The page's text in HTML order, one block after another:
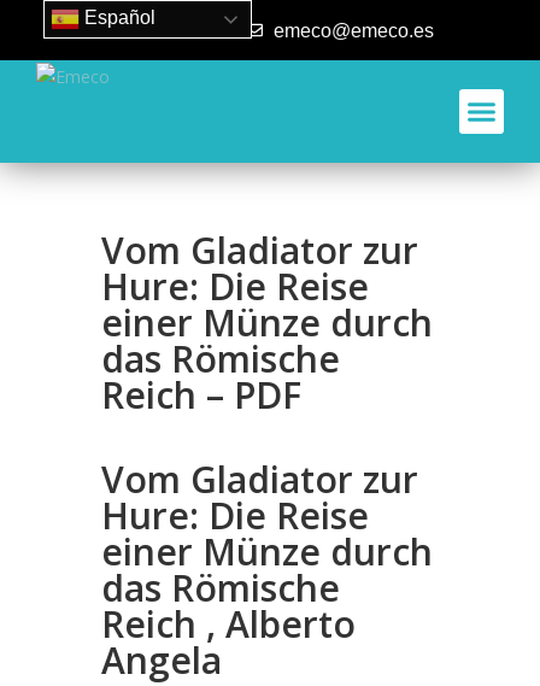
93 840 50 80 emeco@emeco.es
Vom Gladiator zur
Hure: Die Reise
einer Münze durch
das Römische
Reich – PDF
Vom Gladiator zur
Hure: Die Reise
einer Münze durch
das Römische
Reich , Alberto
Angela
Español